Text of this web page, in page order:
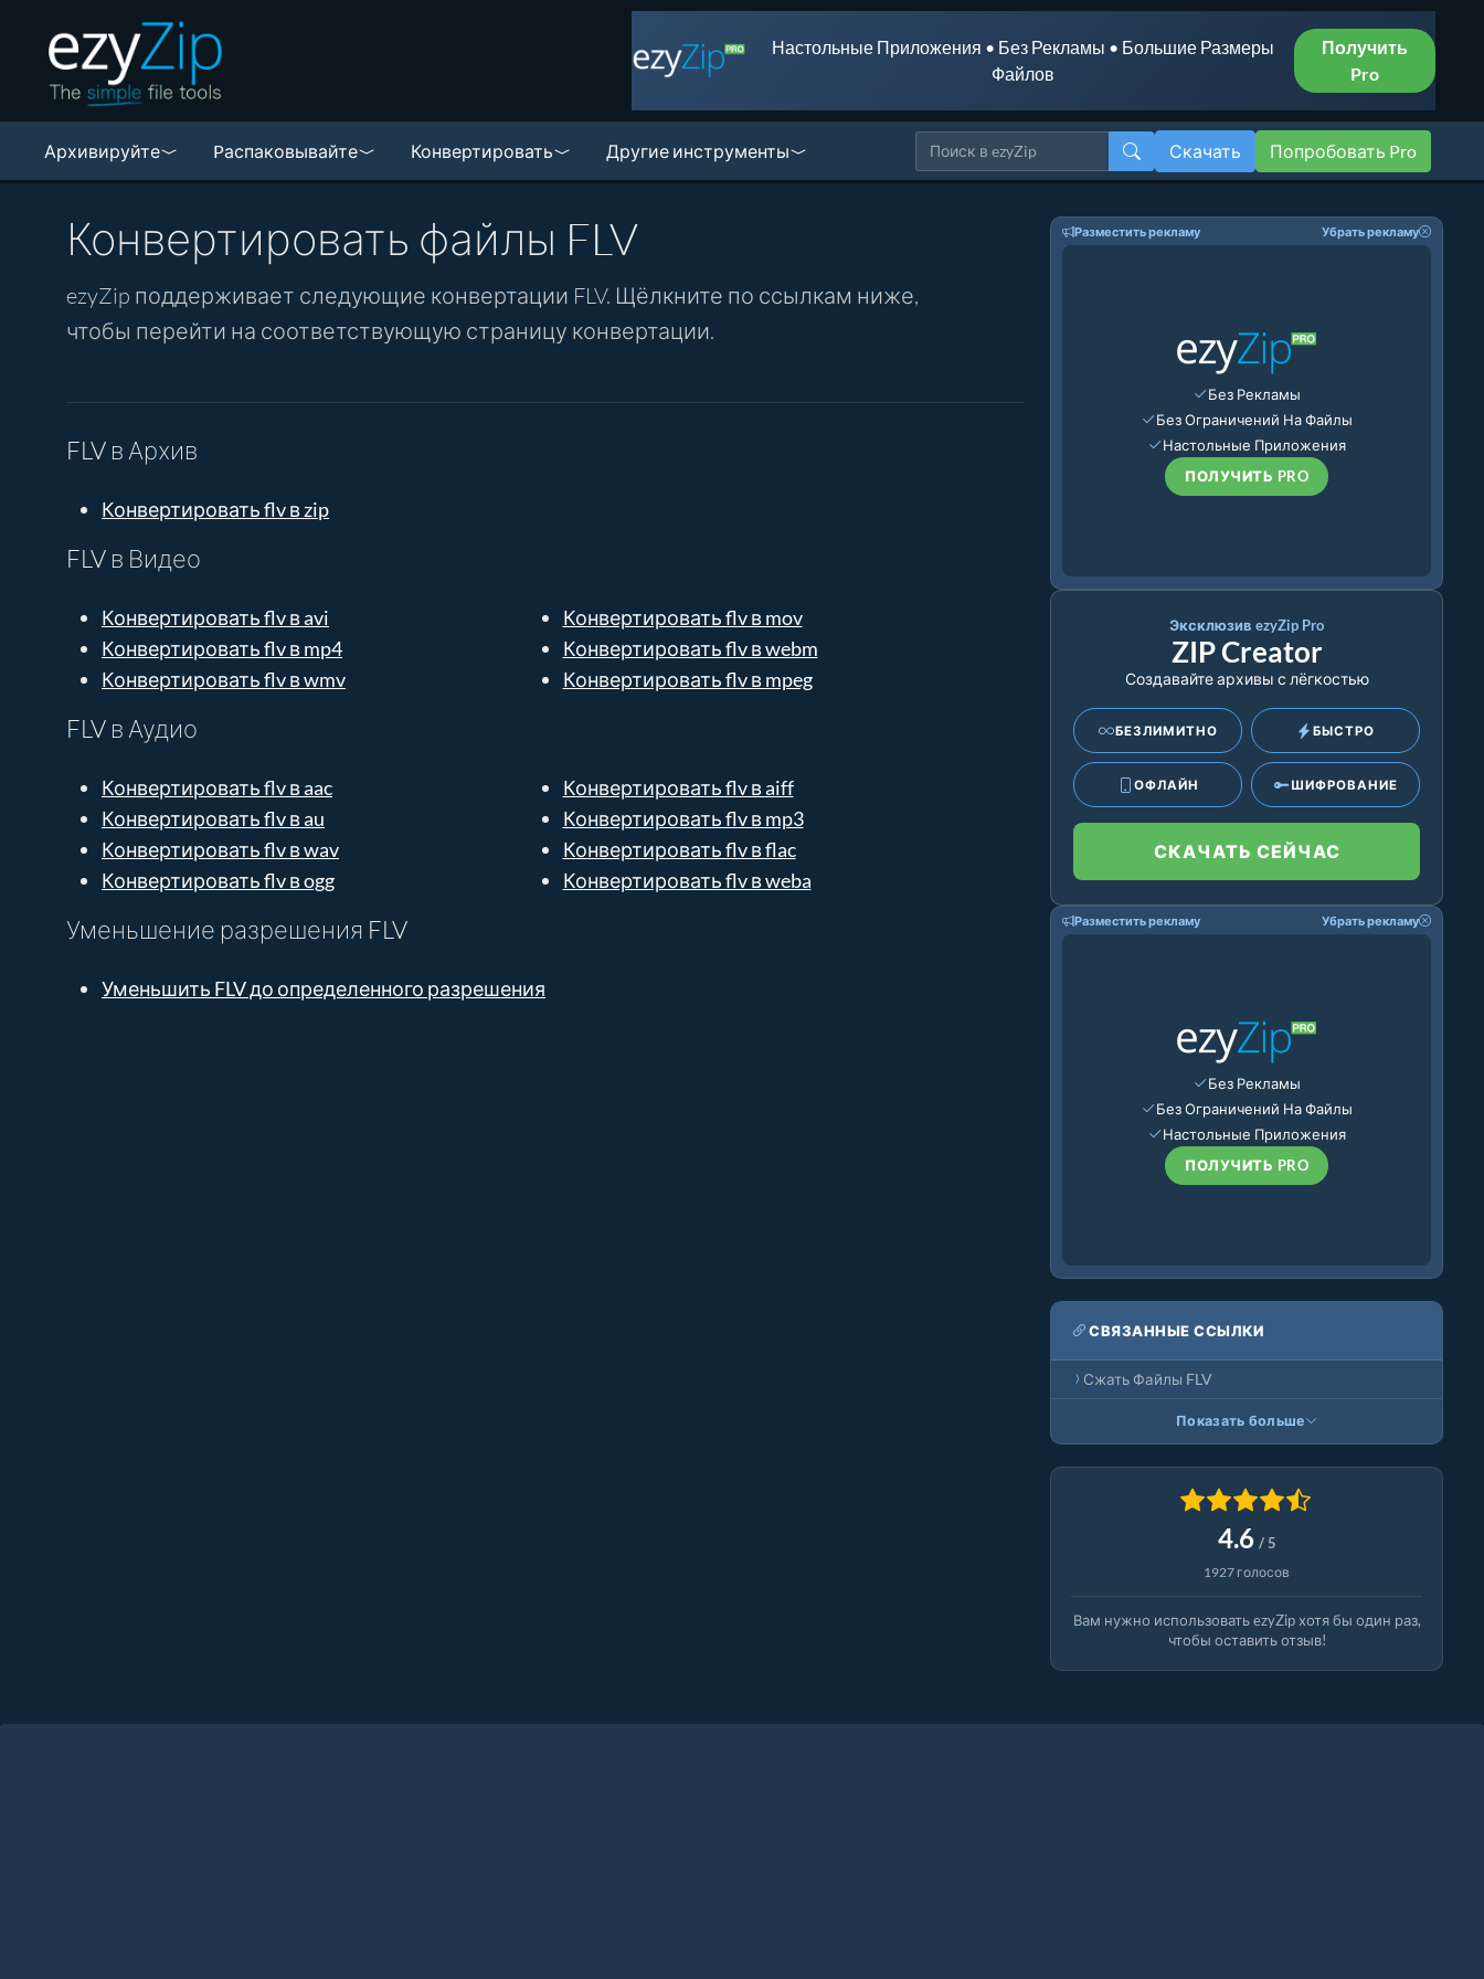
Настольные Приложения • Без Рекламы • Большие Размеры
Файлов
Получить
Pro
Архивируйте Pаспаковывайте Конвертировать Другие инструменты Скачать Попробовать Pro
Конвертировать файлы FLV
ezyZip поддерживает следующие конвертации FLV. Щёлкните по ссылкам ниже,
чтобы перейти на соответствующую страницу конвертации.
FLV в Архив
Конвертировать flv в zip
FLV в Видео
Конвертировать flv в avi
Конвертировать flv в mov
Конвертировать flv в mp4
Конвертировать flv в webm
Конвертировать flv в wmv
Конвертировать flv в mpeg
FLV в Аудио
Конвертировать flv в aac
Конвертировать flv в aiff
Конвертировать flv в au
Конвертировать flv в mp3
Конвертировать flv в wav
Конвертировать flv в flac
Конвертировать flv в ogg
Конвертировать flv в weba
Уменьшение разрешения FLV
Уменьшить FLV до определенного разрешения
Разместить рекламу Убрать рекламу
Без Рекламы
Без Ограничений На Файлы
Настольные Приложения
ПОЛУЧИТЬ PRO
Эксклюзив ezyZip Pro
ZIP Creator
Создавайте архивы с лёгкостью
БЕЗЛИМИТНО БЫСТРО
ОФЛАЙН ШИФРОВАНИЕ
СКАЧАТЬ СЕЙЧАС
Разместить рекламу Убрать рекламу
Без Рекламы
Без Ограничений На Файлы
Настольные Приложения
ПОЛУЧИТЬ PRO
СВЯЗАННЫЕ ССЫЛКИ
Сжать Файлы FLV
Показать больше
4.6 / 5
1927 голосов
Вам нужно использовать ezyZip хотя бы один раз,
чтобы оставить отзыв!